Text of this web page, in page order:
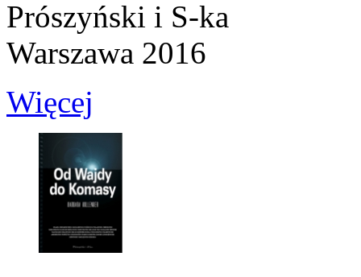
Prószyński i S-ka
Warszawa 2016
Więcej